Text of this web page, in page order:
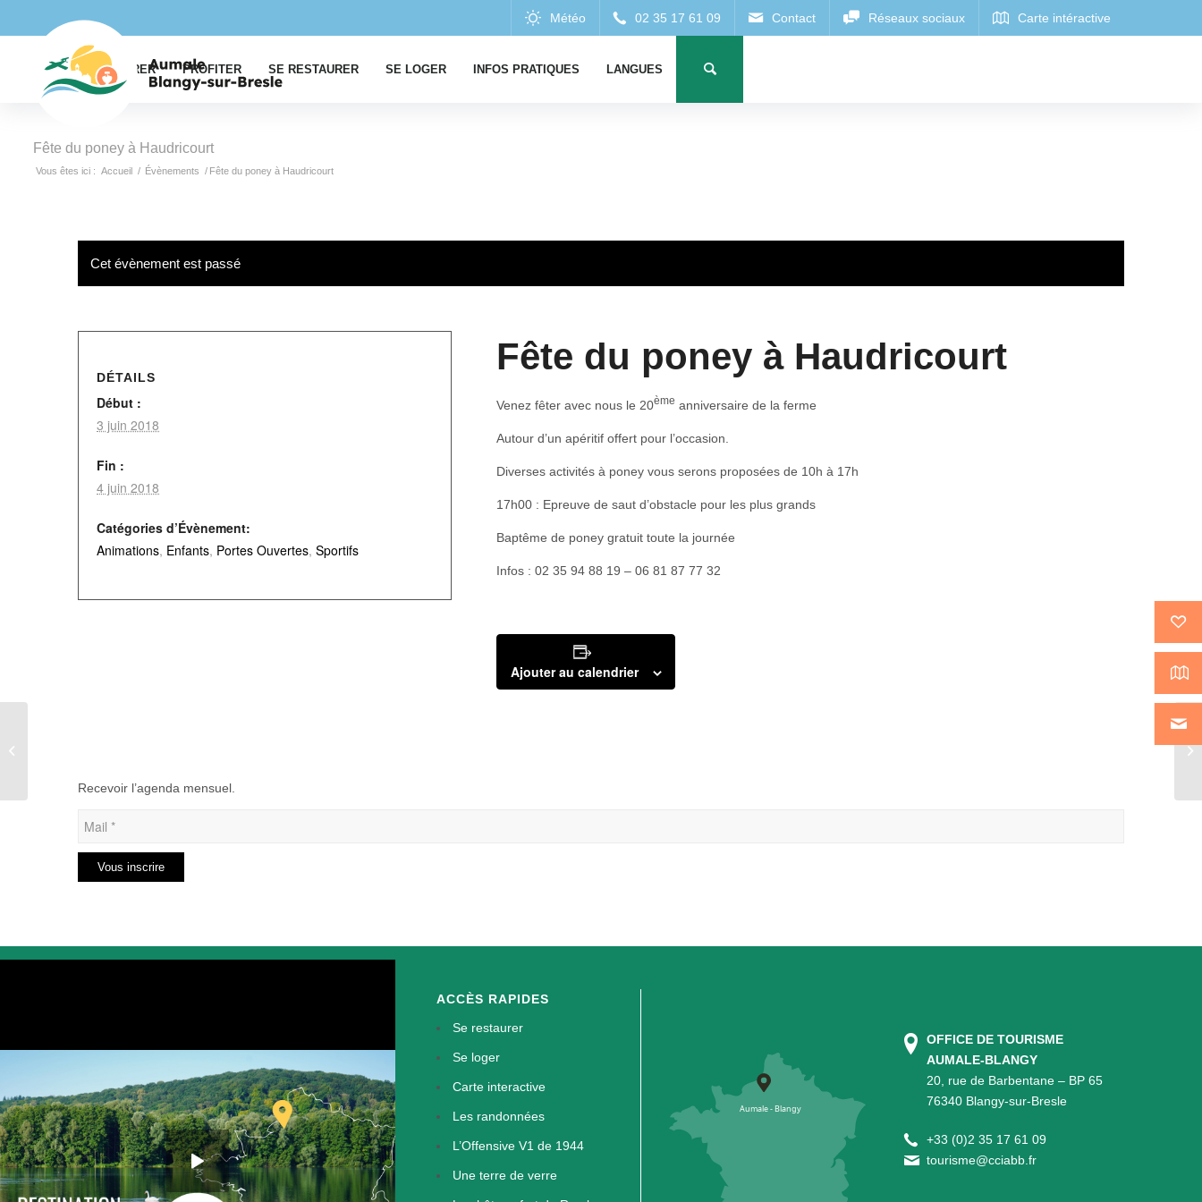
EXPLORER PROFITER SE RESTAURER SE LOGER INFOS PRATIQUES LANGUES
Fête du poney à Haudricourt
Vous êtes ici : Accueil / Évènements / Fête du poney à Haudricourt
Cet évènement est passé
Fête du poney à Haudricourt
Venez fêter avec nous le 20ème anniversaire de la ferme
Autour d’un apéritif offert pour l’occasion.
Diverses activités à poney vous serons proposées de 10h à 17h
17h00 : Epreuve de saut d’obstacle pour les plus grands
Baptême de poney gratuit toute la journée
Infos : 02 35 94 88 19 – 06 81 87 77 32
Ajouter au calendrier
DÉTAILS
Début :
3 juin 2018
Fin :
4 juin 2018
Catégories d’Évènement:
Animations, Enfants, Portes Ouvertes, Sportifs
Recevoir l’agenda mensuel.
ACCÈS RAPIDES
Se restaurer
Se loger
Carte interactive
Les randonnées
L’Offensive V1 de 1944
Une terre de verre
OFFICE DE TOURISME
AUMALE-BLANGY
20, rue de Barbentane – BP 65
76340 Blangy-sur-Bresle
+33 (0)2 35 17 61 09
tourisme@cciabb.fr